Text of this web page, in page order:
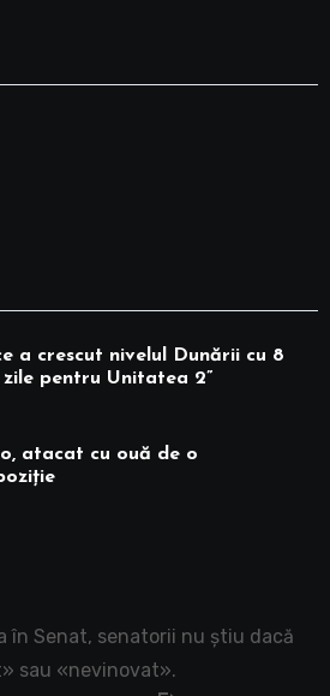
a crescut nivelul Dunării cu 8
pentru Unitatea 2”
atacat cu ouă de o
în Senat, senatorii nu ştiu dacă
sau «nevinovat».